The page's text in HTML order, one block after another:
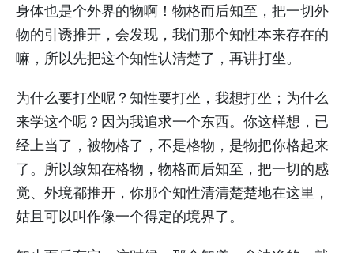
身体也是个外界的物啊！物格而后知至，把一切外
物的引诱推开，会发现，我们那个知性本来存在的
嘛，所以先把这个知性认清楚了，再讲打坐。
为什么要打坐呢？知性要打坐，我想打坐；为什么
来学这个呢？因为我追求一个东西。你这样想，已
经上当了，被物格了，不是格物，是物把你格起来
了。所以致知在格物，物格而后知至，把一切的感
觉、外境都推开，你那个知性清清楚楚地在这里，
姑且可以叫作像一个得定的境界了。